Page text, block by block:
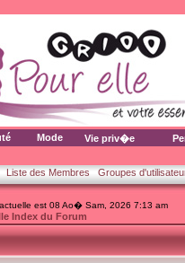
Mode Vie priv�e
Liste des Membres Groupes
est 08 Ao� Sam, 2026 7:13 am
Index du Forum